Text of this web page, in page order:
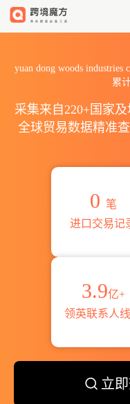
yuan dong woods
累
采集来自220+国家
全球贸易数据精准
0 笔
进口交易记
3.9亿+
领英联系人
立